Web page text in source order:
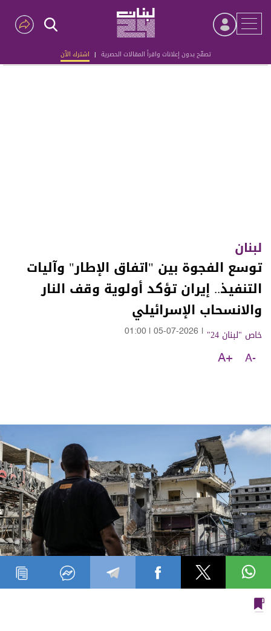
تصفّح بدون إعلانات واقرأ المقالات الحصرية | اشترك الآن
Advertisement
لبنان
توسع الفجوة بين "اتفاق الإطار" وآليات
التنفيذ.. إيران تؤكد أولوية وقف النار
والانسحاب الإسرائيلي
خاص "لبنان 24" 05-07-2026
01:00
A-
A+